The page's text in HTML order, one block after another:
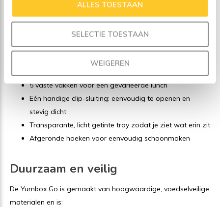
ALLES TOESTAAN
SELECTIE TOESTAAN
WEIGEREN
andere dikkere (niet-waterige) voedingsmiddelen netjes op
hun plek. Geen geknoei in je tas – alles blijft vers en
Slim & praktisch ontwerp
5 vaste vakken voor een gevarieerde lunch
Eén handige clip-sluiting: eenvoudig te openen en
stevig dicht
Transparante, licht getinte tray zodat je ziet wat erin zit
Afgeronde hoeken voor eenvoudig schoonmaken
Duurzaam en veilig
De Yumbox Go is gemaakt van hoogwaardige, voedselveilige
materialen en is: